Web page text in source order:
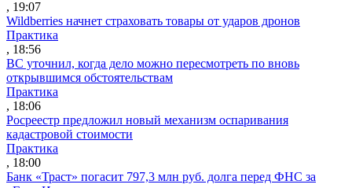
, 19:07
Wildberries начнет страховать товары от ударов дронов
Практика
, 18:56
ВС уточнил, когда дело можно пересмотреть по вновь
открывшимся обстоятельствам
Практика
, 18:06
Росреестр предложил новый механизм оспаривания
кадастровой стоимости
Практика
, 18:00
Банк «Траст» погасит 797,3 млн руб. долга перед ФНС за